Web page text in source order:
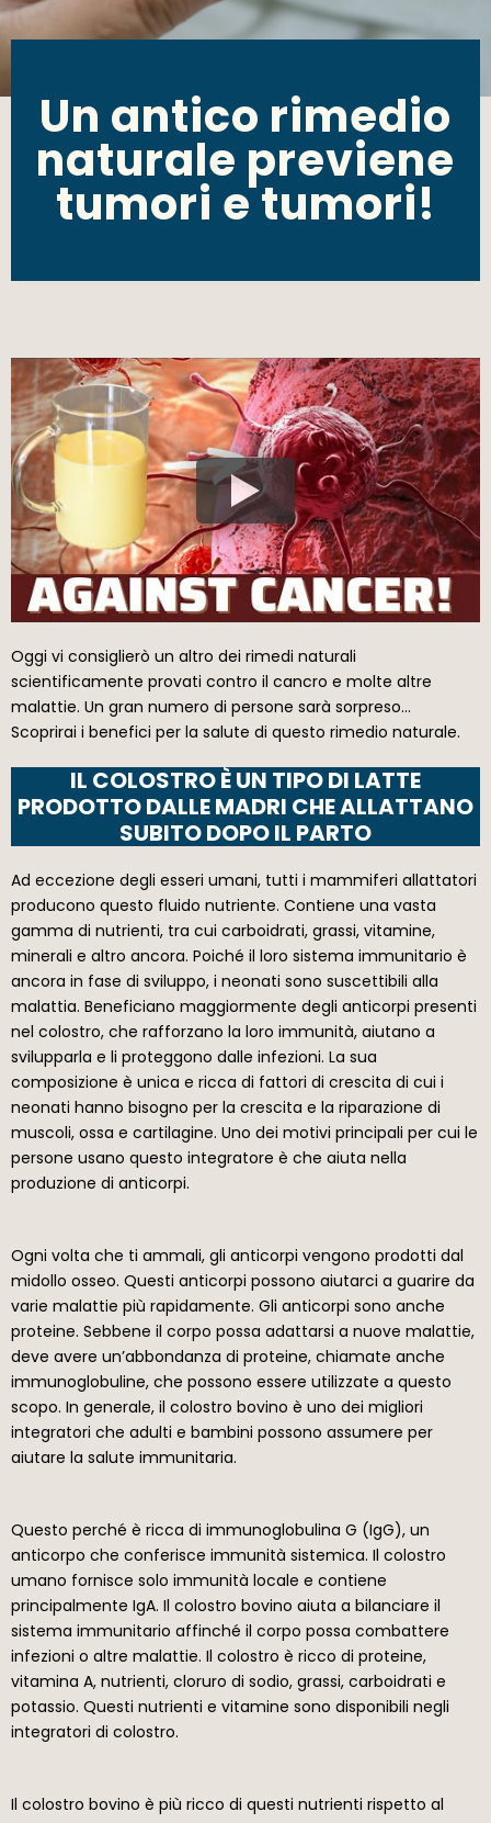
Un antico rimedio
naturale previene
tumori e tumori!
Oggi vi consiglierò un altro dei rimedi naturali
scientificamente provati contro il cancro e molte altre
malattie. Un gran numero di persone sarà sorpreso…
Scoprirai i benefici per la salute di questo rimedio naturale.
IL COLOSTRO È UN TIPO DI LATTE
PRODOTTO DALLE MADRI CHE ALLATTANO
SUBITO DOPO IL PARTO
Ad eccezione degli esseri umani, tutti i mammiferi allattatori
producono questo fluido nutriente. Contiene una vasta
gamma di nutrienti, tra cui carboidrati, grassi, vitamine,
minerali e altro ancora. Poiché il loro sistema immunitario è
ancora in fase di sviluppo, i neonati sono suscettibili alla
malattia. Beneficiano maggiormente degli anticorpi presenti
nel colostro, che rafforzano la loro immunità, aiutano a
svilupparla e li proteggono dalle infezioni. La sua
composizione è unica e ricca di fattori di crescita di cui i
neonati hanno bisogno per la crescita e la riparazione di
muscoli, ossa e cartilagine. Uno dei motivi principali per cui le
persone usano questo integratore è che aiuta nella
produzione di anticorpi.
Ogni volta che ti ammali, gli anticorpi vengono prodotti dal
midollo osseo. Questi anticorpi possono aiutarci a guarire da
varie malattie più rapidamente. Gli anticorpi sono anche
proteine. Sebbene il corpo possa adattarsi a nuove malattie,
deve avere un’abbondanza di proteine, chiamate anche
immunoglobuline, che possono essere utilizzate a questo
scopo. In generale, il colostro bovino è uno dei migliori
integratori che adulti e bambini possono assumere per
aiutare la salute immunitaria.
Questo perché è ricca di immunoglobulina G (IgG), un
anticorpo che conferisce immunità sistemica. Il colostro
umano fornisce solo immunità locale e contiene
principalmente IgA. Il colostro bovino aiuta a bilanciare il
sistema immunitario affinché il corpo possa combattere
infezioni o altre malattie. Il colostro è ricco di proteine,
vitamina A, nutrienti, cloruro di sodio, grassi, carboidrati e
potassio. Questi nutrienti e vitamine sono disponibili negli
integratori di colostro.
Il colostro bovino è più ricco di questi nutrienti rispetto al